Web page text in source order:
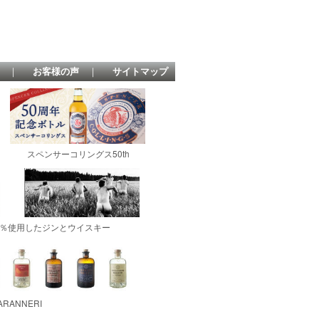
｜ お客様の声 ｜ サイトマップ